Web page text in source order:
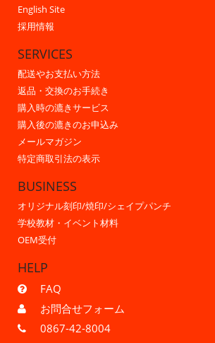
English Site
採用情報
SERVICES
配送やお支払い方法
返品・交換のお手続き
購入時の漉きサービス
購入後の漉きのお申込み
メールマガジン
特定商取引法の表示
BUSINESS
オリジナル刻印/焼印/シェイプパンチ
学校教材・イベント材料
OEM受付
HELP
FAQ
お問合せフォーム
0867-42-8004